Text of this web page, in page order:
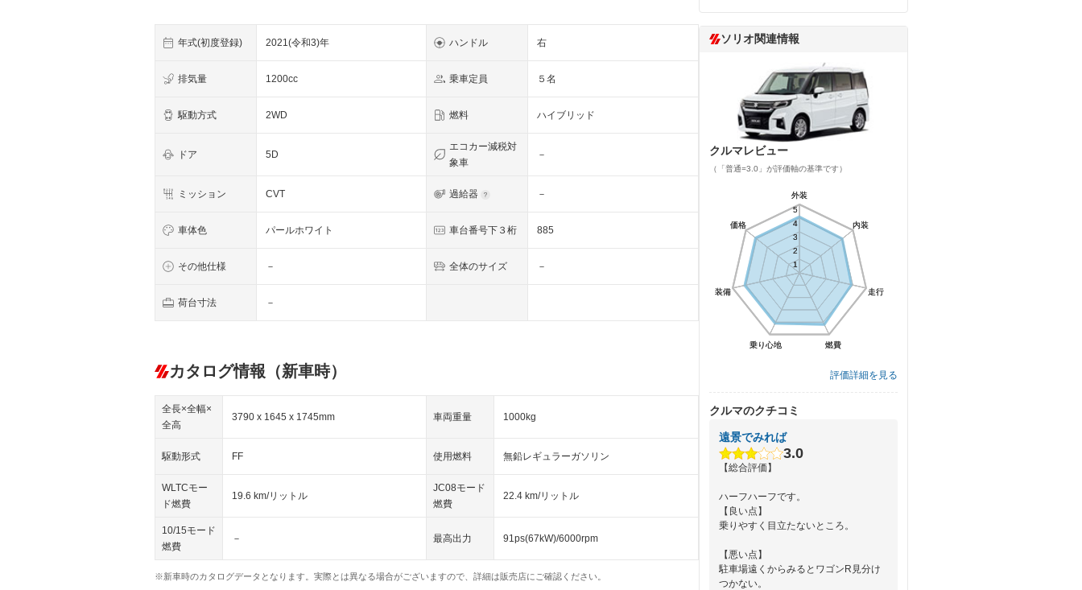
年式(初度登録) 2021(令和3)年 ハンドル 右
排気量 1200cc 乗車定員 ５名
駆動方式 2WD 燃料 ハイブリッド
ドア 5D
エコカー減税対
象車
－
ミッション CVT 過給器 －
車体色 パールホワイト 車台番号下３桁 885
その他仕様 － 全体のサイズ －
荷台寸法 －
カタログ情報（新車時）
全長×全幅×
全高
3790 x 1645 x 1745mm 車両重量 1000kg
駆動形式 FF 使用燃料 無鉛レギュラーガソリン
WLTCモー
ド燃費
19.6 km/リットル
JC08モード
燃費
22.4 km/リットル
10/15モード
燃費
－ 最高出力 91ps(67kW)/6000rpm
※新車時のカタログデータとなります。実際とは異なる場合がございますので、詳細は販売店にご確認ください。
ソリオ関連情報
クルマレビュー
（「普通=3.0」が評価軸の基準です）
外装
内装
走行
燃費
乗り心地
装備
価格
1
2
3
4
5
外装
内装
走行
燃費
乗り心地
装備
価格
1
2
3
4
5
評価詳細を見る
クルマのクチコミ
遠景でみれば
3.0
【総合評価】
ハーフハーフです。
【良い点】
乗りやすく目立たないところ。
【悪い点】
駐車場遠くからみるとワゴンR見分け
つかない。